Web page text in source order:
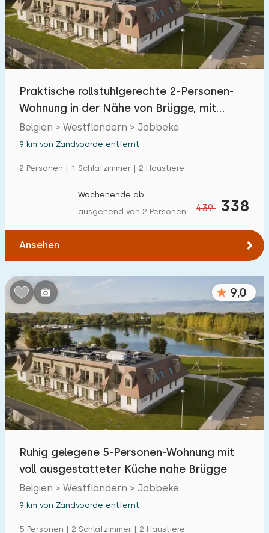
Freibad 9
Kinderanimation 0
Kindereinrichtungen im Park
Eingeschränkte Mobilität
Rollstuhlgerecht
Hilfsmittel
Praktische rollstuhlgerechte 2-Personen-
Wohnung in der Nähe von Brügge, mit
Aufzug
Belgien > Westflandern > Jabbeke
9 km von Zandvoorde entfernt
2 Personen | 1 Schlafzimmer | 2 Haustiere
439 338
Wochenende ab
ausgehend von 2 Personen
Ansehen
9,0
Ruhig gelegene 5-Personen-Wohnung mit
voll ausgestatteter Küche nahe Brügge
Belgien > Westflandern > Jabbeke
9 km von Zandvoorde entfernt
5 Personen | 2 Schlafzimmer | 2 Haustiere